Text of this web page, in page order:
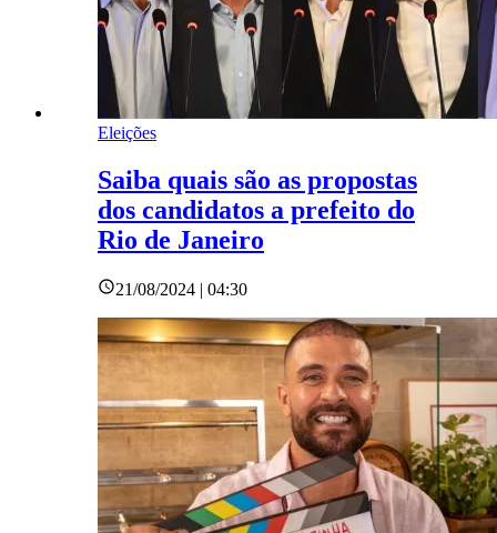
Eleições
Saiba quais são as propostas
dos candidatos a prefeito do
Rio de Janeiro
21/08/2024 | 04:30